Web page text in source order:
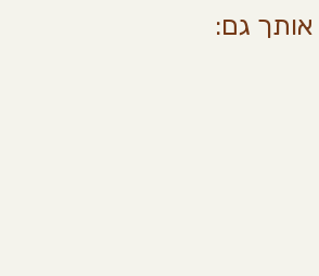
אותך גם: